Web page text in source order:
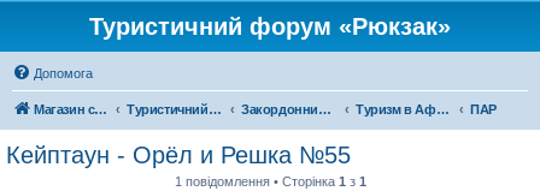
Туристичний форум «Рюкзак»
Допомога
Магазин спорядження Туристичний форум «Рюкзак» Закордонний туризм Туризм в Африці ПАР
Кейптаун - Орёл и Решка №55
1 повідомлення • Сторінка 1 з 1